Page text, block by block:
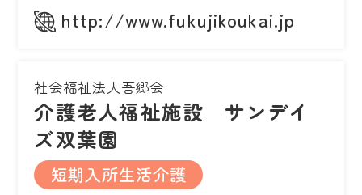
http://www.fukujikoukai.jp
社会福祉法人吾郷会
介護老人福祉施設 サンデイ
ズ双葉園
短期入所生活介護